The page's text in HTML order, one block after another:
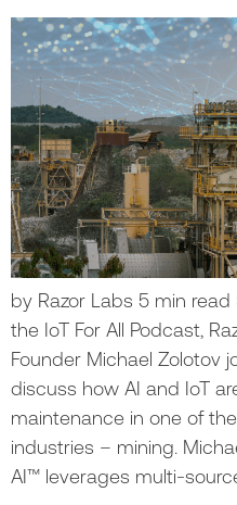
by Razor Labs 5 min
the IoT For All Podcast,
Founder Michael Zolotov
discuss how AI and IoT
maintenance in one of
industries – mining.
AI™ leverages multi-